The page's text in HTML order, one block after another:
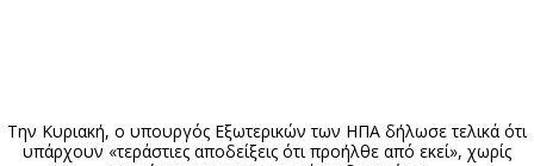
Την Κυριακή, ο υπουργός Εξωτερικών των ΗΠΑ δήλωσε τελικά ότι
υπάρχουν «τεράστιες αποδείξεις ότι προήλθε από εκεί», χωρίς